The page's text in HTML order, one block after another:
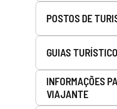
POSTOS DE
GUIAS
INFORMAÇÕES
VIAJANTE